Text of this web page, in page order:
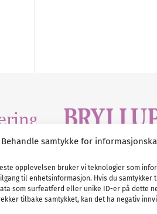
Behandle samtykke for
opplevelsen bruker vi teknologier som
til enhetsinformasjon. Hvis du samtykker
som surfeatferd eller unike ID-er på dette
tilbake samtykket, kan det ha negativ
E-post :info@
Bryllupsmagasinet
© All rights reserved.
VAT: NO911740648